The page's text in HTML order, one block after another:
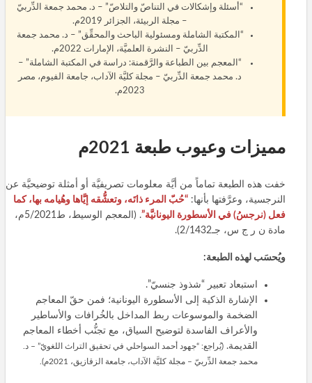
“أسئلة وإشكالات في التناصّ والتلاصّ” – د. محمد جمعة الدِّربيّ
– مجلة الربيئة، الجزائر 2019م.
“المكتبة الشاملة ومسئولية الباحث والمحقِّق” – د. محمد جمعة
الدِّربيّ – النشرة العلميَّة، الإمارات 2022م.
“المعجم بين الطباعة والرَّقمنة: دراسة في المكتبة الشاملة” –
د. محمد جمعة الدِّربيّ – مجلة كليَّة الآداب، جامعة الفيوم، مصر
2023م.
مميزات وعيوب طبعة 2021م
خفت هذه الطبعة تماماً من أيَّة معلومات تصريفيَّة أو أمثلة توضيحيَّة عن
النرجسية، وعرَّفتها بأنها: “حُبّ المرء ذاتَه، وتعشُّقه إيَّاها وهُيامه بها، كما
فعل (نرجسُ) في الأسطورة اليونانيَّة”
. (المعجم الوسيط، ط5/2021م،
مادة ن ر ج س، جـ2/1432).
ويُحسَب لهذه الطبعة:
استبعاد تعبير “شذوذ جنسيّ”.
الإشارة الذكية إلى الأسطورة اليونانية؛ فمن حقّ المعاجم
الضخمة والموسوعات ربط المداخل بالخُرافات والأساطير
والأعراف الفاسدة لتوضيح السياق، مع تجنُّب أخطاء المعاجم
القديمة. (يُراجع: “جهود أحمد السواحلي في تحقيق التراث اللغويّ” – د.
محمد جمعة الدِّربيّ – مجلة كليَّة الآداب، جامعة الزقازيق، 2021م).